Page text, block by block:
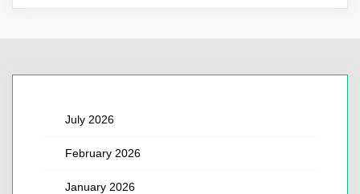
July 2026
February 2026
January 2026